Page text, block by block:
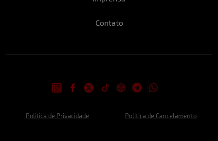
O que é preciso para te conquistar?
Ser bom de papo, paciente eu diria kkkkk
neste momento?
Contato
Politica de Privacidade Politica de Cancelamento